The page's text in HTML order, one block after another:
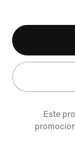
Este